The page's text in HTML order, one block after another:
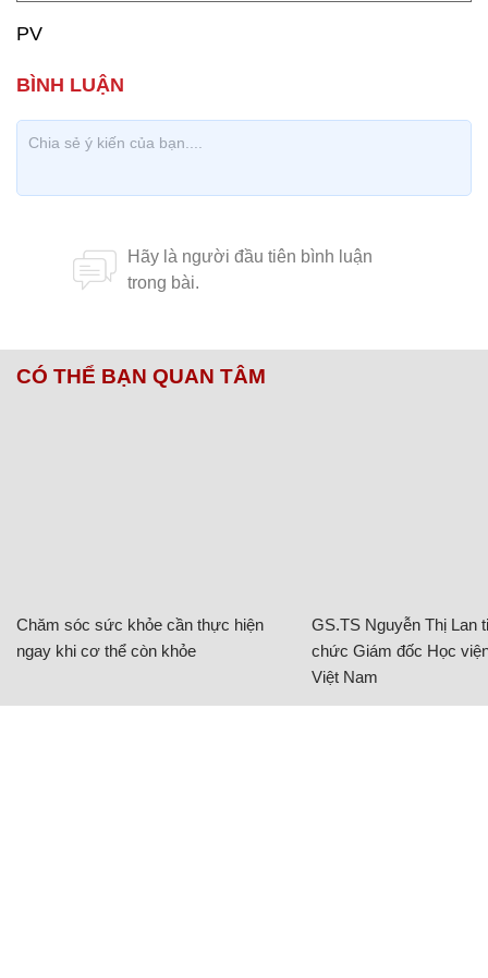
PV
CÓ THỂ BẠN QUAN TÂM
Chăm sóc sức khỏe cần thực hiện
ngay khi cơ thể còn khỏe
GS.TS Nguyễn Thị Lan
chức Giám đốc Học
Việt Nam